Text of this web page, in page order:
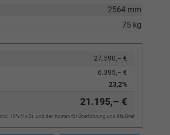
2564 mm
75 kg
27.590,– €
6.395,– €
23,2%
21.195,– €
incl. 19% MwSt. und den Kosten für Überführung und Kfz-Brief